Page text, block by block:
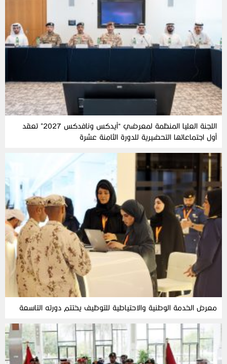
اللجنة العليا المنظمة لمعرضي “آيدكس ونافدكس 2027” تعقد
أول اجتماعاتها التحضيرية للدورة الثامنة عشرة
معرض الخدمة الوطنية والاحتياطية للتوظيف يختتم دورته التاسعة